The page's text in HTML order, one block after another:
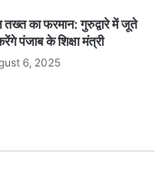
का फरमान: गुरुद्वारे में जूते
पंजाब के शिक्षा मंत्री
6, 2025